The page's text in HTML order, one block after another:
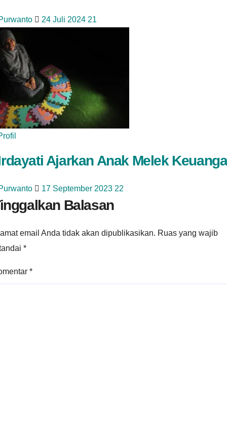
24 Juli 2024 21
Ajarkan Anak Melek
17 September 2023 22
Balasan
email Anda tidak akan dipublikasikan. Ruas yang wajib
*
*